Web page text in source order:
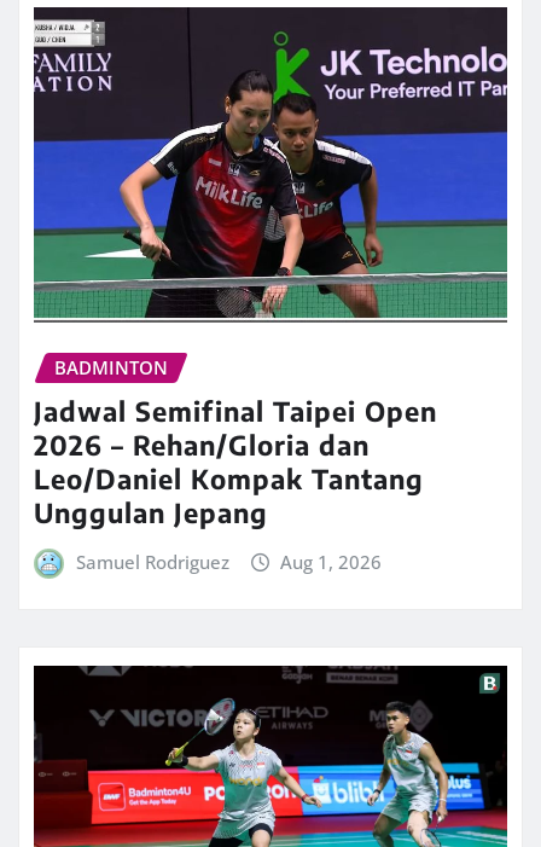
BADMINTON
Jadwal Semifinal Taipei Open
2026 – Rehan/Gloria dan
Leo/Daniel Kompak Tantang
Unggulan Jepang
Samuel Rodriguez Aug 1, 2026